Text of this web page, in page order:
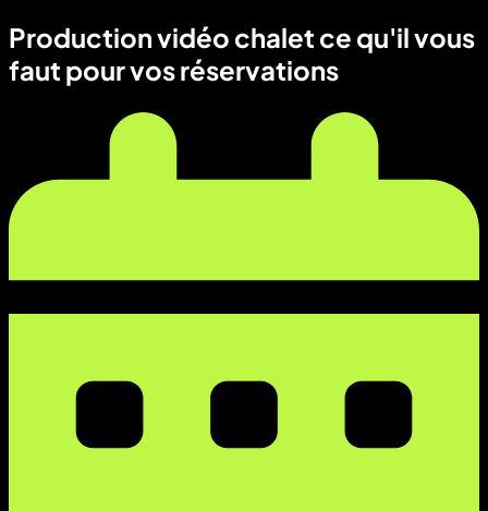
Production vidéo chalet ce qu'il vous
faut pour vos réservations